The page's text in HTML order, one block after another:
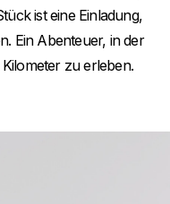
ist eine Einladung,
Ein Abenteuer, in der
zu erleben.